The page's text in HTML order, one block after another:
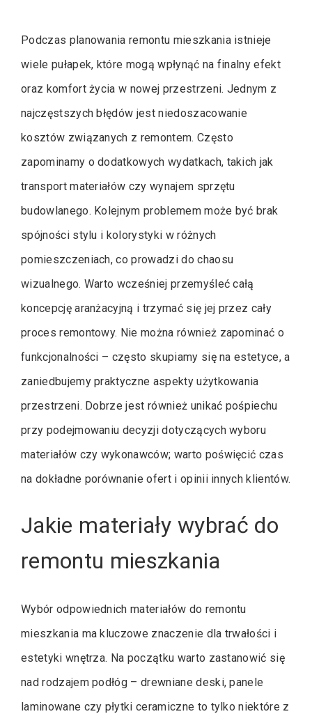
Podczas planowania remontu mieszkania istnieje
wiele pułapek, które mogą wpłynąć na finalny efekt
oraz komfort życia w nowej przestrzeni. Jednym z
najczęstszych błędów jest niedoszacowanie
kosztów związanych z remontem. Często
zapominamy o dodatkowych wydatkach, takich jak
transport materiałów czy wynajem sprzętu
budowlanego. Kolejnym problemem może być brak
spójności stylu i kolorystyki w różnych
pomieszczeniach, co prowadzi do chaosu
wizualnego. Warto wcześniej przemyśleć całą
koncepcję aranżacyjną i trzymać się jej przez cały
proces remontowy. Nie można również zapominać o
funkcjonalności – często skupiamy się na estetyce, a
zaniedbujemy praktyczne aspekty użytkowania
przestrzeni. Dobrze jest również unikać pośpiechu
przy podejmowaniu decyzji dotyczących wyboru
materiałów czy wykonawców; warto poświęcić czas
na dokładne porównanie ofert i opinii innych klientów.
Jakie materiały wybrać do
remontu mieszkania
Wybór odpowiednich materiałów do remontu
mieszkania ma kluczowe znaczenie dla trwałości i
estetyki wnętrza. Na początku warto zastanowić się
nad rodzajem podłóg – drewniane deski, panele
laminowane czy płytki ceramiczne to tylko niektóre z